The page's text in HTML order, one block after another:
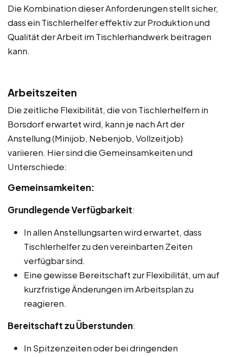
Die Kombination dieser Anforderungen stellt sicher,
dass ein Tischlerhelfer effektiv zur Produktion und
Qualität der Arbeit im Tischlerhandwerk beitragen
kann.
Arbeitszeiten
Die zeitliche Flexibilität, die von Tischlerhelfern in
Borsdorf erwartet wird, kann je nach Art der
Anstellung (Minijob, Nebenjob, Vollzeitjob)
variieren. Hier sind die Gemeinsamkeiten und
Unterschiede:
Gemeinsamkeiten:
Grundlegende Verfügbarkeit:
In allen Anstellungsarten wird erwartet, dass
Tischlerhelfer zu den vereinbarten Zeiten
verfügbar sind.
Eine gewisse Bereitschaft zur Flexibilität, um auf
kurzfristige Änderungen im Arbeitsplan zu
reagieren.
Bereitschaft zu Überstunden:
In Spitzenzeiten oder bei dringenden